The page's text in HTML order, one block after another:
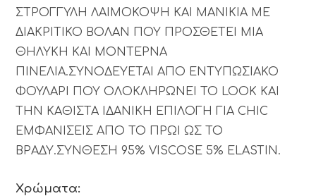
ΣΤΡΟΓΓΥΛΗ ΛΑΙΜΟΚΟΨΗ ΚΑΙ ΜΑΝΙΚΙΑ ΜΕ
ΔΙΑΚΡΙΤΙΚΟ ΒΟΛΑΝ ΠΟΥ ΠΡΟΣΘΕΤΕΙ ΜΙΑ
ΘΗΛΥΚΗ ΚΑΙ ΜΟΝΤΕΡΝΑ
ΠΙΝΕΛΙΑ.ΣΥΝΟΔΕΥΕΤΑΙ ΑΠΟ ΕΝΤΥΠΩΣΙΑΚΟ
ΦΟΥΛΑΡΙ ΠΟΥ ΟΛΟΚΛΗΡΩΝΕΙ ΤΟ LOOK ΚΑΙ
ΤΗΝ ΚΑΘΙΣΤΑ ΙΔΑΝΙΚΗ ΕΠΙΛΟΓΗ ΓΙΑ CHIC
ΕΜΦΑΝΙΣΕΙΣ ΑΠΟ ΤΟ ΠΡΩΙ ΩΣ ΤΟ
ΒΡΑΔΥ.ΣΥΝΘΕΣΗ 95% VISCOSE 5% ELASTIN.
Χρώματα: